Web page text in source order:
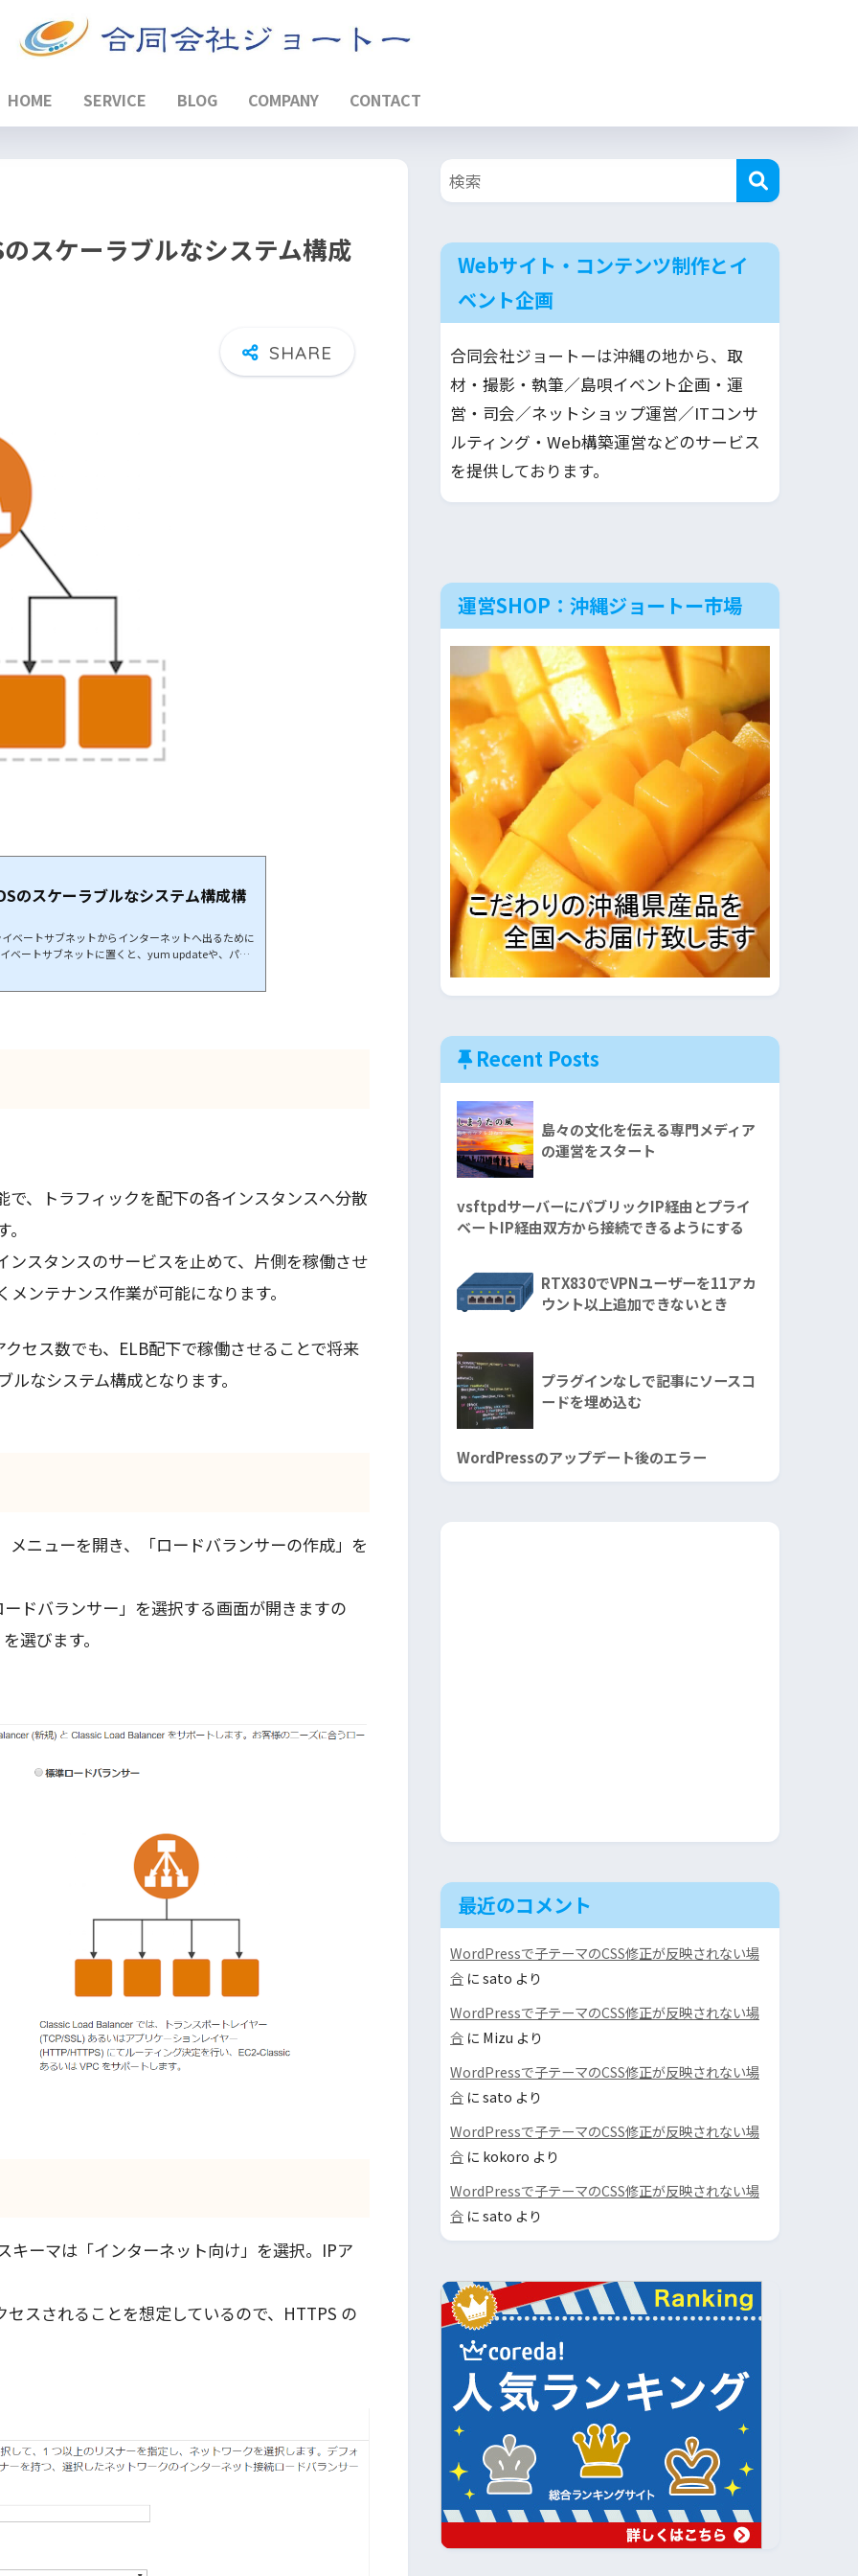
HOME SERVICE BLOG COMPANY CONTACT
スケーラブルなシステム構成
のスケーラブルなシステム構成構
ベートサブネットからインターネットへ出るために
ベートサブネットに置くと、yum updateや、パッ
、トラフィックを配下の各インスタンスへ分散
スタンスのサービスを止めて、片側を稼働させ
ンテナンス作業が可能になります。
セス数でも、ELB配下で稼働させることで将来
なシステム構成となります。
ニューを開き、「ロードバランサーの作成」を
ドバランサー」を選択する画面が開きますの
選びます。
キーマは「インターネット向け」を選択。IPア
スされることを想定しているので、HTTPS の
Webサイト・コンテンツ制作とイ
ベント企画
合同会社ジョートーは沖縄の地から、取
材・撮影・執筆／島唄イベント企画・運
営・司会／ネットショップ運営／ITコンサ
ルティング・Web構築運営などのサービス
を提供しております。
運営SHOP：沖縄ジョートー市場
Recent Posts
島々の文化を伝える専門メディア
の運営をスタート
vsftpdサーバーにパブリックIP経由とプライ
ベートIP経由双方から接続できるようにする
RTX830でVPNユーザーを11アカ
ウント以上追加できないとき
プラグインなしで記事にソースコ
ードを埋め込む
WordPressのアップデート後のエラー
最近のコメント
WordPressで子テーマのCSS修正が反映されない場
合 にsato より
WordPressで子テーマのCSS修正が反映されない場
合 に Mizu より
WordPressで子テーマのCSS修正が反映されない場
合 にsato より
WordPressで子テーマのCSS修正が反映されない場
合 に kokoro より
WordPressで子テーマのCSS修正が反映されない場
合 にsato より